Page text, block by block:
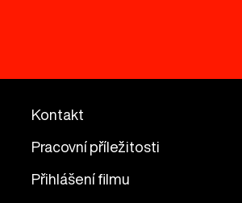
Kontakt
Pracovní příležitosti
Přihlášení filmu